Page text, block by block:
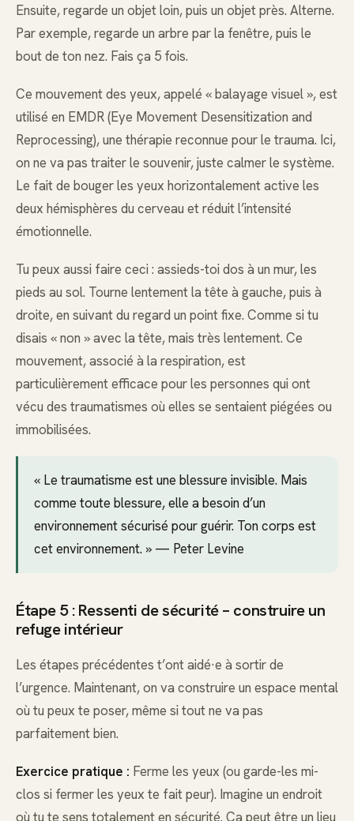
Ensuite, regarde un objet loin, puis un objet près. Alterne.
Par exemple, regarde un arbre par la fenêtre, puis le
bout de ton nez. Fais ça 5 fois.
Ce mouvement des yeux, appelé « balayage visuel », est
utilisé en EMDR (Eye Movement Desensitization and
Reprocessing), une thérapie reconnue pour le trauma. Ici,
on ne va pas traiter le souvenir, juste calmer le système.
Le fait de bouger les yeux horizontalement active les
deux hémisphères du cerveau et réduit l’intensité
émotionnelle.
Tu peux aussi faire ceci : assieds-toi dos à un mur, les
pieds au sol. Tourne lentement la tête à gauche, puis à
droite, en suivant du regard un point fixe. Comme si tu
disais « non » avec la tête, mais très lentement. Ce
mouvement, associé à la respiration, est
particulièrement efficace pour les personnes qui ont
vécu des traumatismes où elles se sentaient piégées ou
immobilisées.
« Le traumatisme est une blessure invisible. Mais
comme toute blessure, elle a besoin d’un
environnement sécurisé pour guérir. Ton corps est
cet environnement. » — Peter Levine
Étape 5 : Ressenti de sécurité – construire un
refuge intérieur
Les étapes précédentes t’ont aidé·e à sortir de
l’urgence. Maintenant, on va construire un espace mental
où tu peux te poser, même si tout ne va pas
parfaitement bien.
Exercice pratique : Ferme les yeux (ou garde-les mi-
clos si fermer les yeux te fait peur). Imagine un endroit
où tu te sens totalement en sécurité. Ça peut être un lieu